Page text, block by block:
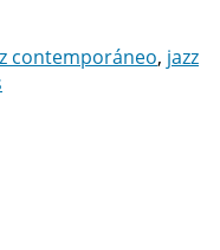
contemporáneo, jazz